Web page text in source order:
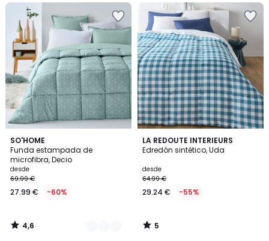
SO'HOME
Funda estampada de
microfibra, Decio
desde
69.99 €
27.99 € -60%
4,6
/ 5
3
Colores
4,6
/
LA REDOUTE INTERIEURS
Edredón sintético, Uda
desde
64.99 €
29.24 € -55%
5
/
5
/